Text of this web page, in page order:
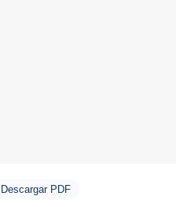
Descargar PDF